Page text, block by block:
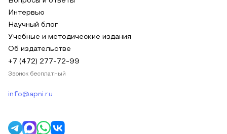
Интервью
Научный блог
Учебные и методические издания
Об издательстве
+7 (472) 277-72-99
Звонок бесплатный
info@apni.ru